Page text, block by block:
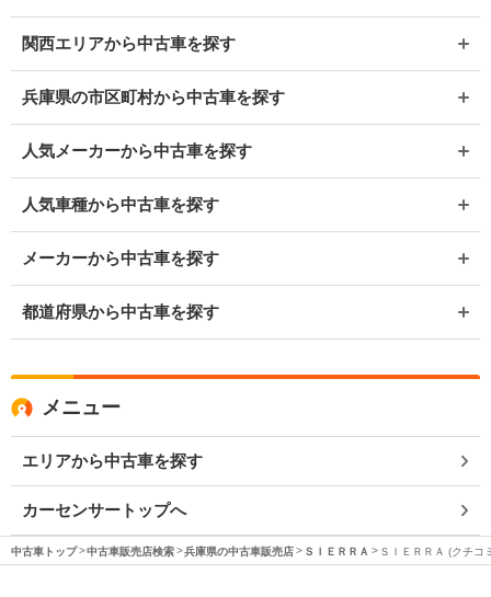
関西エリアから中古車を探す
兵庫県の市区町村から中古車を探す
人気メーカーから中古車を探す
人気車種から中古車を探す
メーカーから中古車を探す
都道府県から中古車を探す
メニュー
エリアから中古車を探す
カーセンサートップへ
中古車トップ 中古車販売店検索 兵庫県の中古車販売店 ＳＩＥＲＲＡ ＳＩＥＲＲＡ (クチコ